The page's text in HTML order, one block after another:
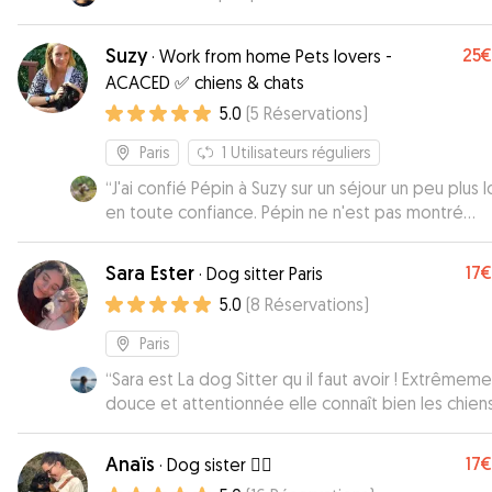
Suzy· Work from home Pets lovers -
ACACED ✅ chiens & chats
25€
5.0 (5 Réservations)
Paris 1 Utilisateurs réguliers
“J'ai confié Pépin à Suzy sur un séjour un peu plus
en toute confiance. Pépin ne n'est pas montré
irréprochable cette semaine et malgré cela, elle
bienveillante avec lui pendant toute la garde. Je
recommande sans hésiter.”
Sara Ester · Dog sitter Paris 17€
5.0 (8 Réservations)
Paris
“Sara est La dog Sitter qu il faut avoir !
douce et attentionnée elle connaît bien les
eu pendant la journée des photos des vidéos de
chienne avec Sara. C était super. Je la
yeux fermés !”
Anaïs · Dog sister 👯‍♀️ 17€